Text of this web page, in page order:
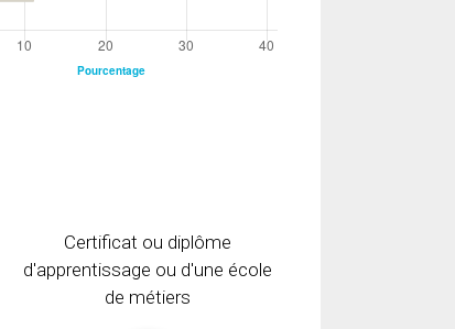
Certificat ou diplôme
d'apprentissage ou d'une école
de métiers